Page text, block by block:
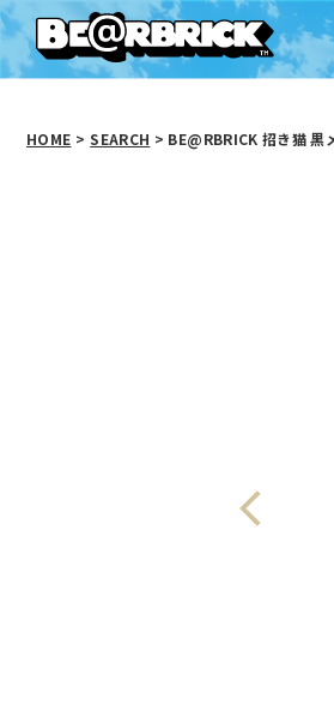
HOME > SEARCH > BE@RBRICK 招き猫 黒